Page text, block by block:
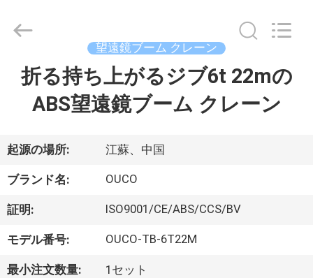
製
品
ビ
デ
2020
INTERNATIONAL
GROUP
望遠鏡ブーム クレーン
折る持ち上がるジブ6t 22mの
ABS望遠鏡ブーム クレーン
起源の場所: 江蘇、中国
ブランド名: OUCO
証明: ISO9001/CE/ABS/CCS/BV
モデル番号: OUCO-TB-6T22M
最小注文数量: 1セット